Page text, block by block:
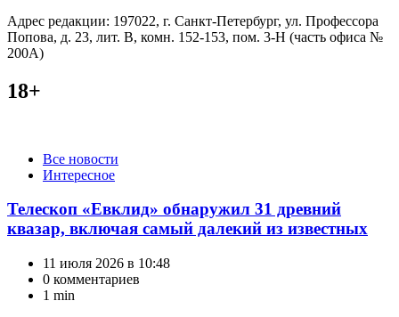
Адрес редакции: 197022, г. Санкт-Петербург, ул. Профессора
Попова, д. 23, лит. В, комн. 152-153, пом. 3-Н (часть офиса №
200А)
18+
КатегорииВсе новости
Интересное
Телескоп «Евклид» обнаружил 31 древний
квазар, включая самый далекий из известных
11 июля 2026 в 10:48
0 комментариев
1 min